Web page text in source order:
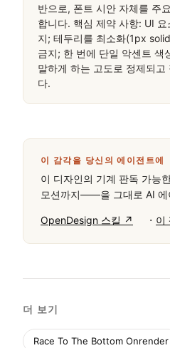
반으로, 폰트 시안 자체를 주
합니다. 핵심 제약 사항: UI
지; 테두리를 최소화(1px
금지; 한 번에 단일 악센트 색
말하게 하는 고도로 정제되고
다.
이 감각을 당신의 에이전트에
이 디자인의 기계 판독 가능
모션까지——을 그대로 AI 에
OpenDesign 스킬 ↗ · 이
더 보기
Race To The Bottom Onrender